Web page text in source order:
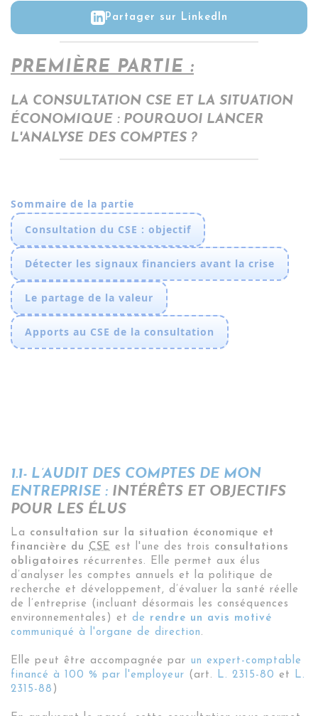
Partager sur LinkedIn
PREMIÈRE PARTIE :
LA CONSULTATION CSE ET LA SITUATION
ÉCONOMIQUE : POURQUOI LANCER
L'ANALYSE DES COMPTES ?
Sommaire de la partie
Consultation du CSE : objectif
Détecter les signaux financiers avant la crise
Le partage de la valeur
Apports au CSE de la consultation
1.1- L’AUDIT DES COMPTES DE MON
ENTREPRISE : INTÉRÊTS ET OBJECTIFS
POUR LES ÉLUS
La consultation sur la situation économique et
financière du CSE est l'une des trois consultations
obligatoires récurrentes. Elle permet aux élus
d’analyser les comptes annuels et la politique de
recherche et développement, d’évaluer la santé réelle
de l’entreprise (incluant désormais les conséquences
environnementales) et de rendre un avis motivé
communiqué à l'organe de direction .
Elle peut être accompagnée par un expert-comptable
financé à 100 % par l'employeur (art. L. 2315-80 et L.
2315-88 )